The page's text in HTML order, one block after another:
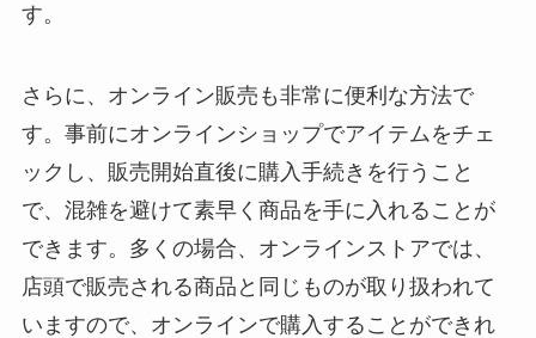
す。
さらに、オンライン販売も非常に便利な方法で
す。事前にオンラインショップでアイテムをチェ
ックし、販売開始直後に購入手続きを行うこと
で、混雑を避けて素早く商品を手に入れることが
できます。多くの場合、オンラインストアでは、
店頭で販売される商品と同じものが取り扱われて
いますので、オンラインで購入することができれ